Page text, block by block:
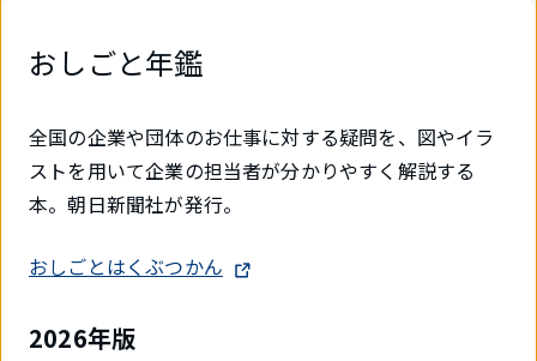
おしごと年鑑
全国の企業や団体のお仕事に対する疑問を、図やイラ
ストを用いて企業の担当者が分かりやすく解説する
本。朝日新聞社が発行。
おしごとはくぶつかん
2026年版